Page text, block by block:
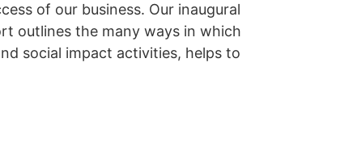
of our business. Our inaugural
outlines the many ways in which
social impact activities, helps to